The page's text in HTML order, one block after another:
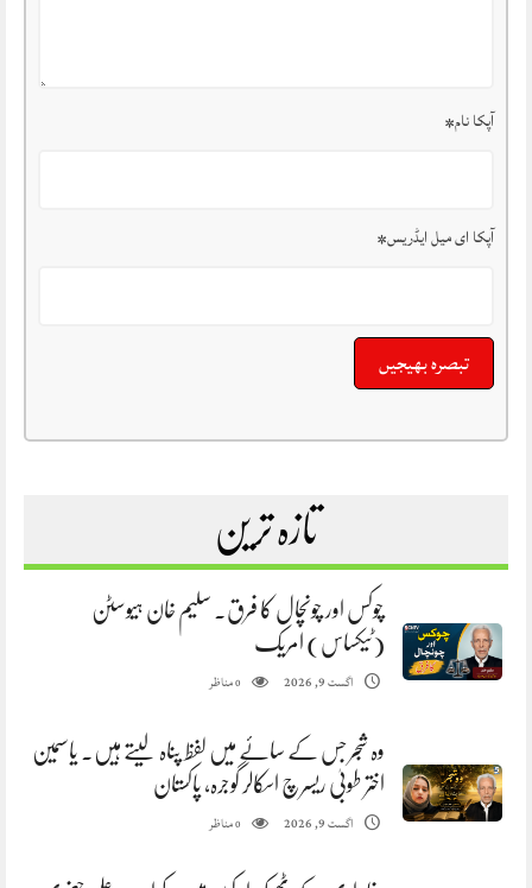
آپکا نام*
آپکا ای میل ایڈریس*
تازہ ترین
چوکس اور چونچال کا فرق. سلیم خان ہیوسٹن
(ٹیکساس) امریک
اگست 9, 2026 0مناظر
وہ شجر جس کے سائے میں لفظ پناہ لیتے ہیں. یاسمین
اختر طوبیٰ ریسرچ اسکالر گوجرہ، پاکستان
اگست 9, 2026 0مناظر